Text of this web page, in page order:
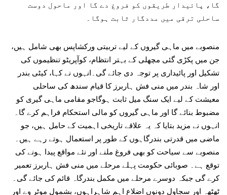
گا، پائیدار طریقوں کو فروغ دے گا اور ماحول دوست
ساحلی ترقی میں مددگار ثابت ہوگا۔
منصوبے میں ماہی گیروں کے لیے تربیتی ورکشاپس بھی شامل ہیں،
جن میں پکڑی گئی مچھلی کے بہتر انتظام، کوآپریٹو تنظیموں کی
تشکیل اور پائیداری پر توجہ دی جائے گی۔انہوں نے کہا، کیٹی بندر
اور شاہ بندر میں منی فش ہاربرز کا قیام سندھ کی ساحلی
معیشت کے لیے ایک سنگ میل ثابت ہوگاجو مقامی ماہی گیری کو
مضبوط بنائے گا اور ماہی گیروں کو مالی استحکام فراہم کرے گا۔
انہوں نے مزید بتایا کہ یہ علاقے تاریخی اہمیت کے حامل ہیں، جو
ماضی میں قدرتی بندرگاہوں کے طور پر استعمال ہوتے رہے ہیں۔
منصوبے سے سیاحت کو بھی فروغ ملنے اور نئے مواقع پیدا ہونے کی
توقع ہے۔ صوبائی حکومت پہلے مرحلے میں منی فش ہاربرز تعمیر
کرے گی جبکہ دوسرے مرحلے میں مکمل بندرگاہ قائم کی جائے گی۔
ٹھٹھہ اور سجاول دونوں اضلاع اہم شاہراہوں، بشمول موٹر وے اور